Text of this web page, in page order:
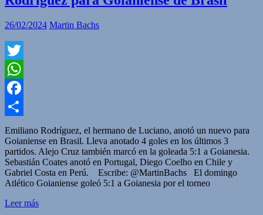
26/02/2024 Martin Bachs
Twitter
WhatsApp
Facebook
Compartir
Emiliano Rodríguez, el hermano de Luciano, anotó un nuevo para
Goianiense en Brasil. Lleva anotado 4 goles en los últimos 3
partidos. Alejo Cruz también marcó en la goleada 5:1 a Goianesia.
Sebastián Coates anotó en Portugal, Diego Coelho en Chile y
Gabriel Costa en Perú. Escribe: @MartinBachs El domingo
Atlético Goianiense goleó 5:1 a Goianesia por el torneo
Leer más